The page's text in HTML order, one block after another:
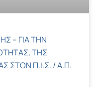
– ΓΙΑ ΤΗΝ
ΤΗΣ
ΣΤΟΝ Π.Ι.Σ. / Α.Π.